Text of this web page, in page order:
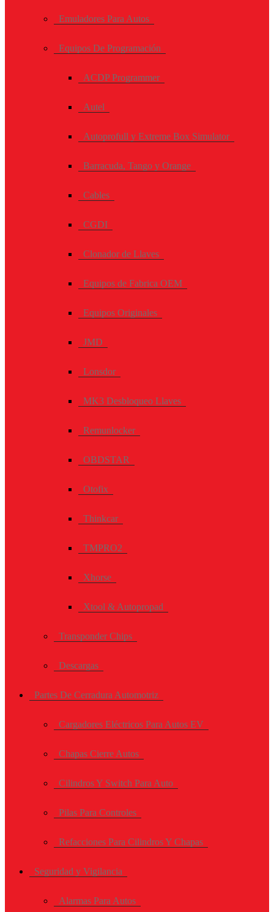
Emuladores Para Autos
Equipos De Programación
ACDP Programmer
Autel
Autoprofull y Extreme Box Simulator
Barracuda, Tango y Orange
Cables
CGDI
Clonador de Llaves
Equipos de Fabrica OEM
Equipos Originales
JMD
Lonsdor
MK3 Desbloqueo Llaves
Remunlocker
OBDSTAR
Otofix
Thinkcar
TMPRO2
Xhorse
Xtool & Autopropad
Transponder Chips
Descargas
Partes De Cerradura Automotriz
Cargadores Eléctricos Para Autos EV
Chapas Cierre Autos
Cilindros Y Switch Para Auto
Pilas Para Controles
Refacciones Para Cilindros Y Chapas
Seguridad y Vigilancia
Alarmas Para Autos